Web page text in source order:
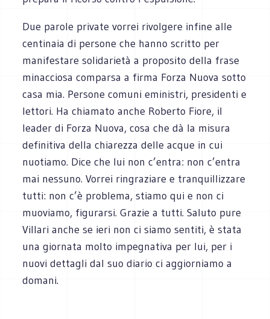
Due parole private vorrei rivolgere infine alle
centinaia di persone che hanno scritto per
manifestare solidarietà a proposito della frase
minacciosa comparsa a firma Forza Nuova sotto
casa mia. Persone comuni eministri, presidenti e
lettori. Ha chiamato anche Roberto Fiore, il
leader di Forza Nuova, cosa che dà la misura
definitiva della chiarezza delle acque in cui
nuotiamo. Dice che lui non c’entra: non c’entra
mai nessuno. Vorrei ringraziare e tranquillizzare
tutti: non c’è problema, stiamo qui e non ci
muoviamo, figurarsi. Grazie a tutti. Saluto pure
Villari anche se ieri non ci siamo sentiti, è stata
una giornata molto impegnativa per lui, per i
nuovi dettagli dal suo diario ci aggiorniamo a
domani.